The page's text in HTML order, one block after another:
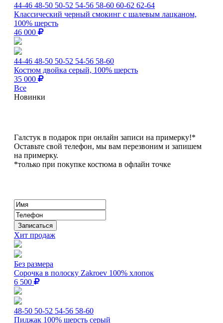
44-46 48-50 50-52 54-56 58-60 60-62 62-64
Классический черный смокинг с шалевым лацканом,
100% шерсть
46 000
44-46 48-50 50-52 54-56 58-60
Костюм двойка серый, 100% шерсть
35 000
Все
Новинки
Галстук в подарок при онлайн записи на примерку!*
Оставьте свой телефон, мы вам перезвоним и запишем
на примерку.
*только при покупке костюма в офлайн точке
Хит продаж
Без размера
Сорочка в полоску Zakroev 100% хлопок
6 500
48-50 50-52 54-56 58-60
Пиджак 100% шерсть серый